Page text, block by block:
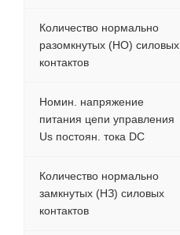
Количество нормально
разомкнутых (НО) силовых
контактов
Номин. напряжение
питания цепи управления
Us постоян. тока DC
Количество нормально
замкнутых (НЗ) силовых
контактов